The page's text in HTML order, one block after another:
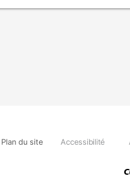
Plan du site Accessibilité